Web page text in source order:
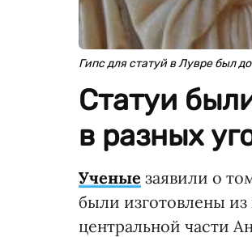
Гипс для статуй в Лувре был
Статуи
в разных
Ученые заявили о
были изготовлены
центральной части